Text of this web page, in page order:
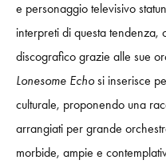
e personaggio televisivo
interpreti di questa tendenza,
discografico grazie alle sue
Lonesome Echosi inserisce
culturale, proponendo una
arrangiati per grande
morbide, ampie e